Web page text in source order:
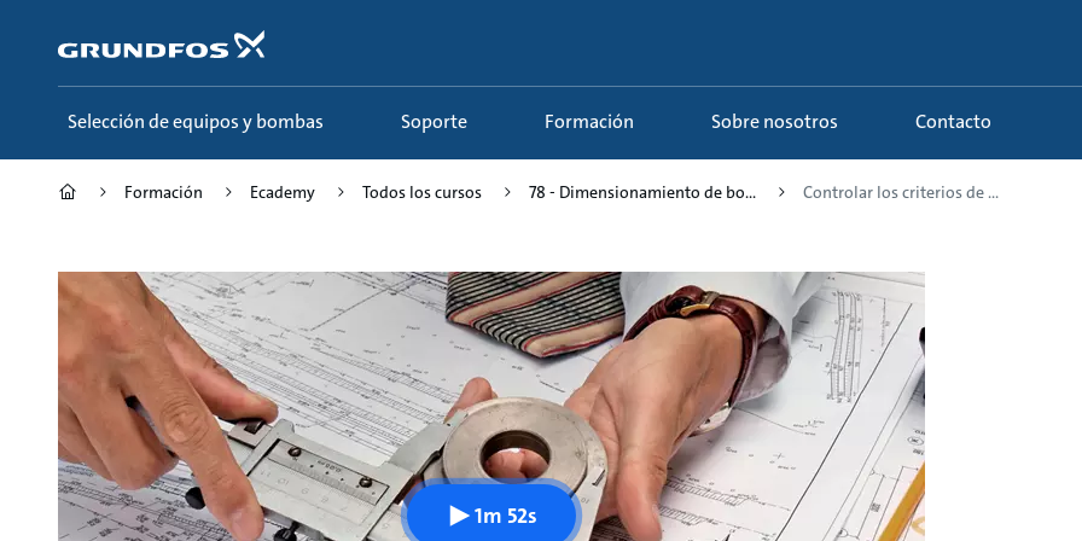
contenido
principal
Selección de equipos y bombas Soporte Formación Sobre nosotros Contacto
Formación Ecademy Todos los cursos 78 - Dimensionamiento de bo... Controlar los criterios de ...
1m 52s